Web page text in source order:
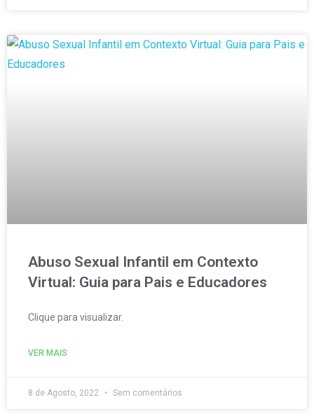
Abuso Sexual Infantil em Contexto
Virtual: Guia para Pais e Educadores
Clique para visualizar.
VER MAIS
8 de Agosto, 2022 Sem comentários